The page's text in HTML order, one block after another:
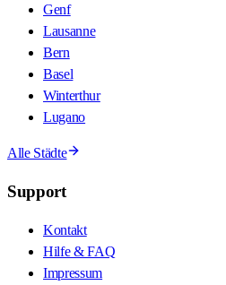
Genf
Lausanne
Bern
Basel
Winterthur
Lugano
Alle Städte
Support
Kontakt
Hilfe & FAQ
Impressum